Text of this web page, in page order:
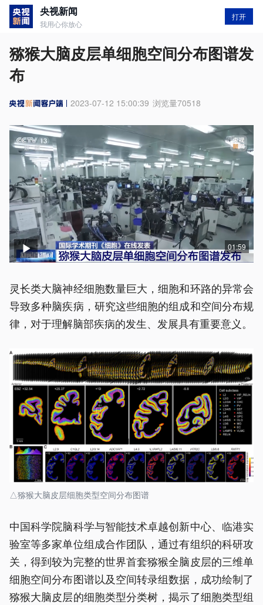
央视新闻
我用心你放心
打开
猕猴大脑皮层单细胞空间分布图谱发
布
2023-07-12 15:00:39 浏览量70518
01:59
灵长类大脑神经细胞数量巨大，细胞和环路的异常会
导致多种脑疾病，研究这些细胞的组成和空间分布规
律，对于理解脑部疾病的发生、发展具有重要意义。
△猕猴大脑皮层细胞类型空间分布图谱
中国科学院脑科学与智能技术卓越创新中心、临港实
验室等多家单位组成合作团队，通过有组织的科研攻
关，得到较为完整的世界首套猕猴全脑皮层的三维单
细胞空间分布图谱以及空间转录组数据，成功绘制了
猕猴大脑皮层的细胞类型分类树，揭示了细胞类型组